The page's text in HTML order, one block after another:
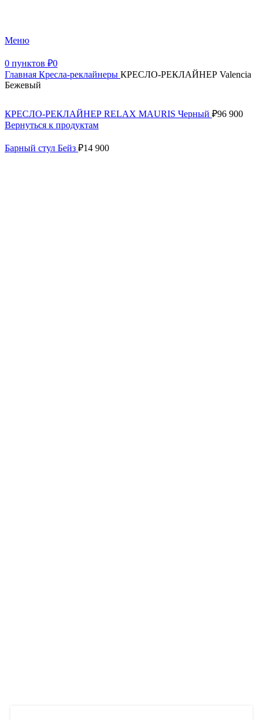
Меню
0 пунктов ₽0
Главная Кресла-реклайнеры КРЕСЛО-РЕКЛАЙНЕР Valencia
Бежевый
КРЕСЛО-РЕКЛАЙНЕР RELAX MAURIS Черный ₽96 900
Вернуться к продуктам
Барный стул Бейз ₽14 900